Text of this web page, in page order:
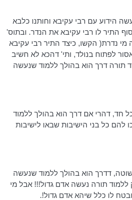
הידוע עם רבי עקיבא וחותנו כלבא
התיר לו רבי עקיבא את הנדר. ובתוס'
מי נדרת( הקשו, כיצד התיר רבי עקיבא
לפתוח בנולד, ותי'דהכא לא חשיב
תורה דרך הוא בהולך ללמוד שנעשה
כל חד, דהרי אם דרך הוא בהולך ללמוד
להם כל בני הישיבות שבאו לישיבות
דדרך הוא בהולך ללמוד שנעשה
ללמוד תורה נעשה אדם גדול!!! אבל מי
לו כלל שיהא אדם גדול!.